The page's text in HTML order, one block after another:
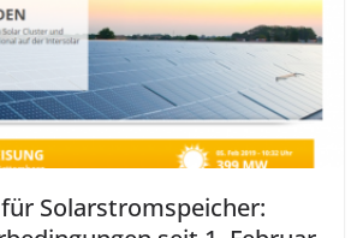
Solarstromspeicher: